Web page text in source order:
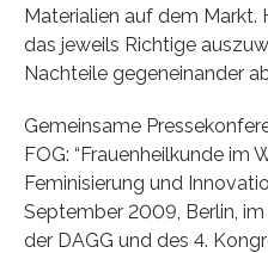
Materialien auf dem Markt.
das jeweils Richtige
Nachteile gegeneinander
Gemeinsame
FOG: “Frauenheilkunde im
Feminisierung und
September 2009, Berlin,
der DAGG und des 4.